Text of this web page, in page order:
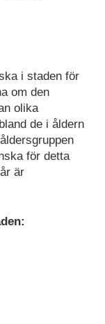
i staden för
om den
olika
de i åldern
för detta
är